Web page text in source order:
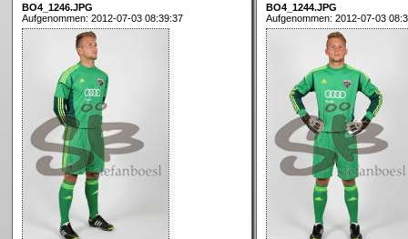
BO4_1246.JPG
Aufgenommen: 2012-07-03 08:39:37
BO4_1244.JPG
Aufgenommen: 2012-07-03